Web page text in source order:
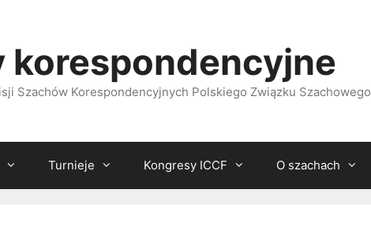
korespondencyjne
Szachów Korespondencyjnych Polskiego Związku Szachowego
Turnieje Kongresy ICCF O szachach